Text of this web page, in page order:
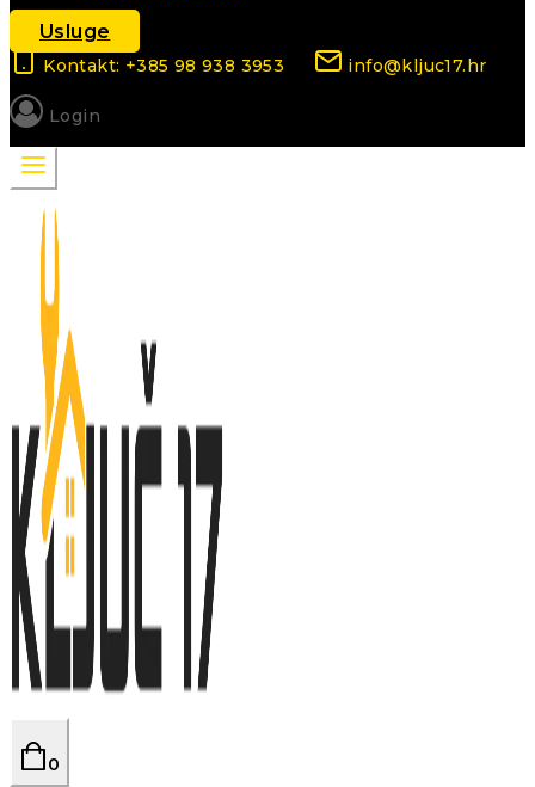
Usluge
Kontakt: +385 98 938 3953 info@kljuc17.hr
Login
0